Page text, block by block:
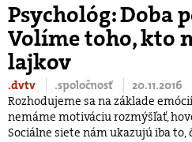
Psychológ: Doba
Volíme toho, kto
lajkov
.dvtv .spoločnosť
20.11.2016
Rozhodujeme sa na základe
nemáme motiváciu rozmýšľať,
Sociálne siete nám ukazujú iba to,